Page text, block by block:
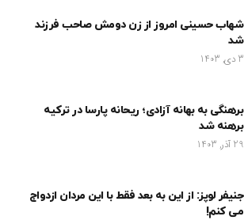
شهاب حسینی امروز از زن دومش صاحب فرزند
شد
3 دی, 1403
برهنگی به بهانه آزادی؛ ریحانه پارسا در ترکیه
برهنه شد
29 آذر, 1403
جنیفر لوپز: از این به بعد فقط با این مردان ازدواج
می کنم!